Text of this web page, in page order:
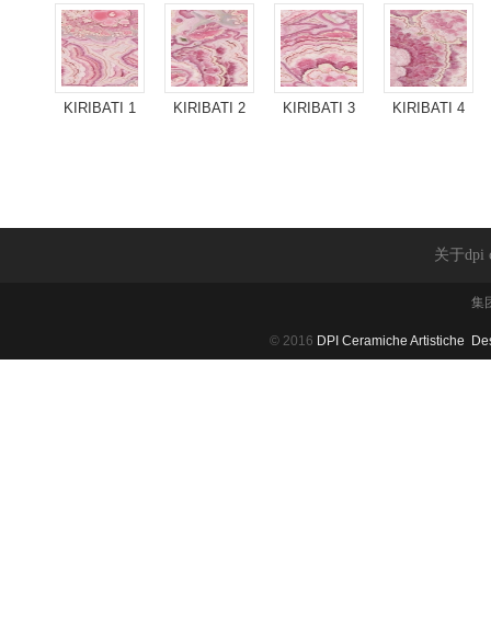
KIRIBATI 1 KIRIBATI 2 KIRIBATI 3 KIRIBATI 4
关于dpi
集
© 2016 DPI Ceramiche Artistiche